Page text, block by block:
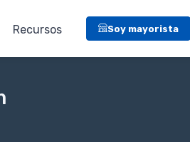
Recursos Soy mayorista